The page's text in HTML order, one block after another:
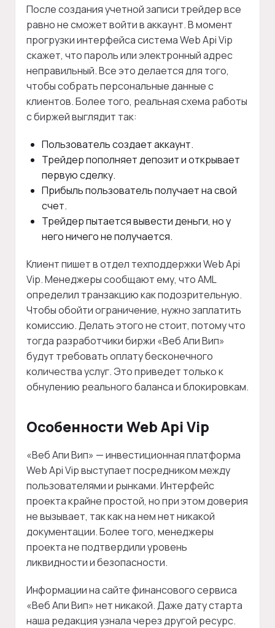
После создания учетной записи трейдер все
равно не сможет войти в аккаунт. В момент
прогрузки интерфейса система Web Api Vip
скажет, что пароль или электронный адрес
неправильный. Все это делается для того,
чтобы собрать персональные данные с
клиентов. Более того, реальная схема работы
с биржей выглядит так:
Пользователь создает аккаунт.
Трейдер пополняет депозит и открывает
первую сделку.
Прибыль пользователь получает на свой
счет.
Трейдер пытается вывести деньги, но у
него ничего не получается.
Клиент пишет в отдел техподдержки Web Api
Vip. Менеджеры сообщают ему, что AML
определил транзакцию как подозрительную.
Чтобы обойти ограничение, нужно заплатить
комиссию. Делать этого не стоит, потому что
тогда разработчики биржи «Веб Апи Вип»
будут требовать оплату бесконечного
количества услуг. Это приведет только к
обнулению реального баланса и блокировкам.
Особенности Web Api Vip
«Веб Апи Вип» — инвестиционная платформа
Web Api Vip выступает посредником между
пользователями и рынками. Интерфейс
проекта крайне простой, но при этом доверия
не вызывает, так как на нем нет никакой
документации. Более того, менеджеры
проекта не подтвердили уровень
ликвидности и безопасности.
Информации на сайте финансового сервиса
«Веб Апи Вип» нет никакой. Даже дату старта
наша редакция узнала через другой ресурс.